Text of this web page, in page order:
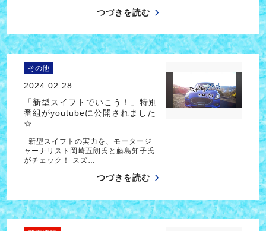
つづきを読む
その他
2024.02.28
「新型スイフトでいこう！」特別
番組がyoutubeに公開されました
☆
新型スイフトの実力を、モータージ
ャーナリスト岡崎五朗氏と藤島知子氏
がチェック！ スズ…
つづきを読む